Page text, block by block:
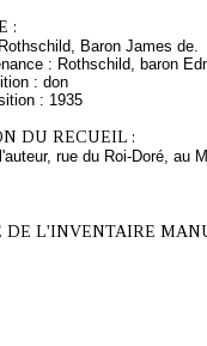
:
Baron James de.
: Rothschild, baron
: don
: 1935
DU RECUEIL :
rue du Roi-Doré, au
DE L'INVENTAIRE